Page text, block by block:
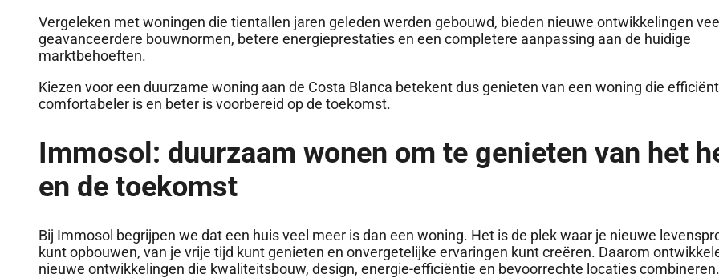
Vergeleken met woningen die tientallen jaren geleden werden gebouwd, bieden nieuwe ontwikkelingen
geavanceerdere bouwnormen, betere energieprestaties en een completere aanpassing aan de huidige
marktbehoeften.
Kiezen voor een duurzame woning aan de Costa Blanca betekent dus genieten van een woning die
comfortabeler is en beter is voorbereid op de toekomst.
Immosol: duurzaam wonen om te genieten van het
en de toekomst
Bij Immosol begrijpen we dat een huis veel meer is dan een woning. Het is de plek waar je nieuwe
kunt opbouwen, van je vrije tijd kunt genieten en onvergetelijke ervaringen kunt creëren. Daarom
nieuwe ontwikkelingen die kwaliteitsbouw, design, energie-efficiëntie en bevoorrechte locaties combineren.